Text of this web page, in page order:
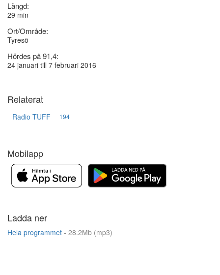
Längd:
29 min
Ort/Område:
Tyresö
Hördes på 91,4:
24 januari till 7 februari 2016
Relaterat
Radio TUFF 194
Mobilapp
Ladda ner
Hela programmet - 28.2Mb (mp3)